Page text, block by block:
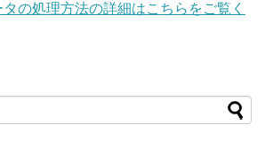
の処理方法の詳細はこちらをご覧く